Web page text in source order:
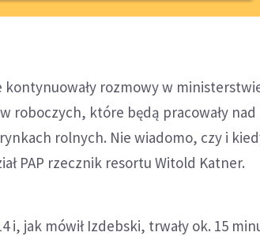
kontynuowały rozmowy w
roboczych, które będą pracowały nad
rolnych. Nie wiadomo, czy i
PAP rzecznik resortu Witold Katner.
i, jak mówił Izdebski, trwały ok. 15